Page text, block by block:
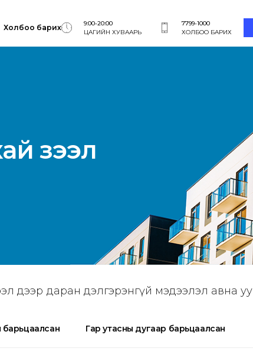
Холбоо барих
9:00-20:00
ЦАГИЙН ХУВААРЬ
7799-1000
ХОЛБОО БАРИХ
зээл
дээр даран дэлгэрэнгүй мэдээлэл авна уу
Гар утасны дугаар барьцаалсан